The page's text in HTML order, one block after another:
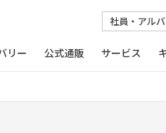
社員・アル
リー 公式通販 サービス